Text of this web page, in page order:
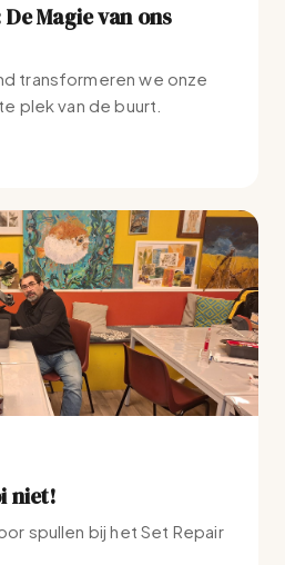
Magie van ons
transformeren we onze
plek van de buurt.
niet!
spullen bij het Set Repair